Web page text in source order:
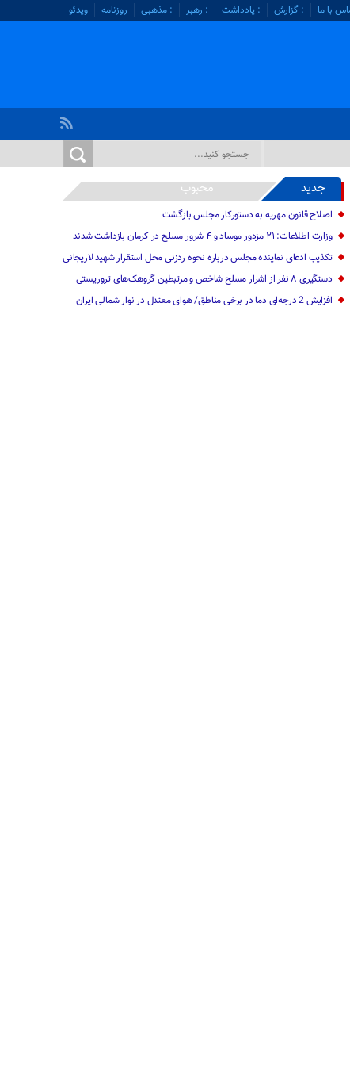
با ما : گزارش : یادداشت : رهبر : مذهبی روزنامه ویدئو
جدید محبوب
اصلاح قانون مهریه به دستورکار مجلس بازگشت
وزارت اطلاعات: ۲۱ مزدور موساد و ۴ شرور مسلح در کرمان بازداشت شدند
تکذیب ادعای نماینده مجلس درباره نحوه ردزنی محل استقرار شهید لاریجانی
دستگیری ۸ نفر از اشرار مسلح شاخص و مرتبطین گروهک‌های تروریستی
افزایش 2 درجه‌ای دما در برخی مناطق/ هوای معتدل در نوار شمالی ایران